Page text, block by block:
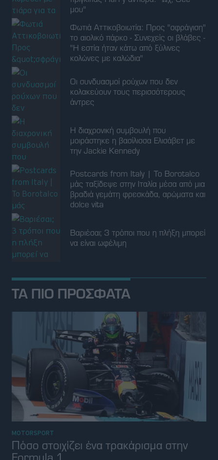
μου"
Φωτιά Αττικοβοιωτία: Προς "σφράγιση"
το αιολικό πάρκο - Συνεχείς οι βλάβες -
"Η εστία ήταν κάτω από ξύλινες
κολώνες με καλώδια"
Οι συνδυασμοί ρούχων που δεν
κολακεύουν τους περισσότερους
άντρες
Η διαχρονική συμβουλή που
μοιράστηκε η βασίλισσα Ελισάβετ με
την Jackie Kennedy
Postcards from Italy | Το Borotalco
μάς ταξίδεψε στην Ιταλία μέσα από μια
βραδιά γεμάτη φρεσκάδα, αρώματα και
dolce vita
Βαριέσαι; 3 τρόποι που η πλήξη μπορεί
να είναι ωφέλιμη
ΤΑ ΠΙΟ ΠΡΟΣΦΑΤΑ
MOTORSPORT
Πόσο στοιχίζει ένα τρακάρισμα στην